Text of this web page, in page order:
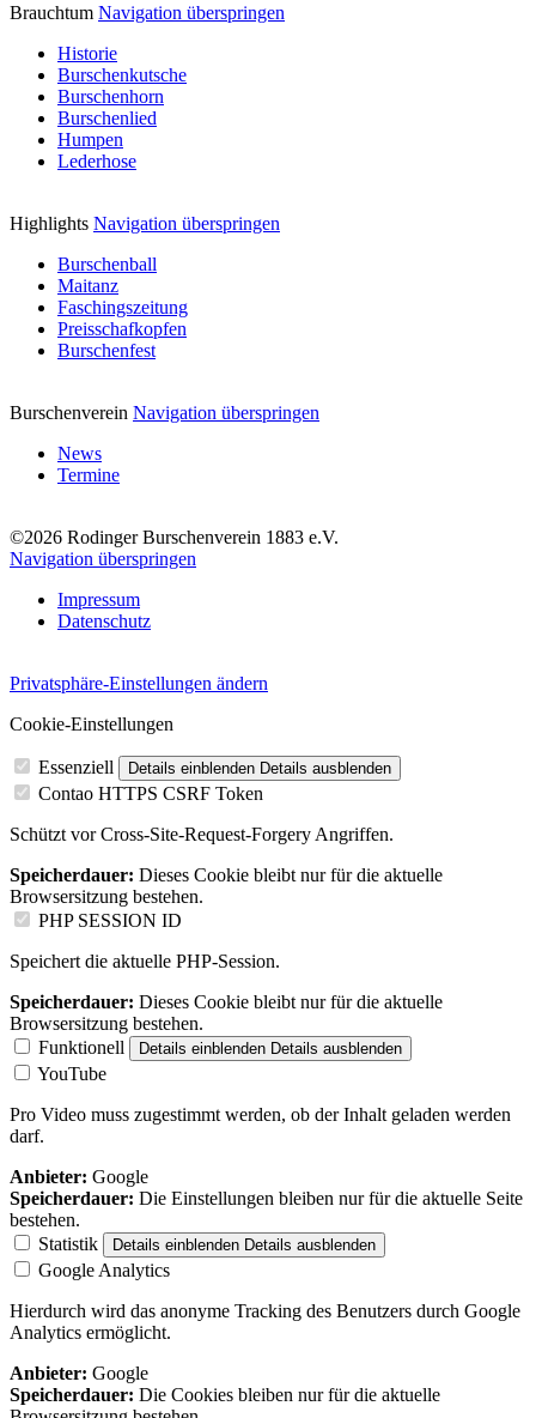
Brauchtum Navigation überspringen
Historie
Burschenkutsche
Burschenhorn
Burschenlied
Humpen
Lederhose
Highlights Navigation überspringen
Burschenball
Maitanz
Faschingszeitung
Preisschafkopfen
Burschenfest
Burschenverein Navigation überspringen
News
Termine
©2026 Rodinger Burschenverein 1883 e.V.
Navigation überspringen
Impressum
Datenschutz
Privatsphäre-Einstellungen ändern
Cookie-Einstellungen
Essenziell Details einblenden Details ausblenden
Contao HTTPS CSRF Token
Schützt vor Cross-Site-Request-Forgery Angriffen.
Speicherdauer: Dieses Cookie bleibt nur für die aktuelle
Browsersitzung bestehen.
PHP SESSION ID
Speichert die aktuelle PHP-Session.
Speicherdauer: Dieses Cookie bleibt nur für die aktuelle
Browsersitzung bestehen.
Funktionell
Details einblenden Details ausblenden
YouTube
Pro Video muss zugestimmt werden, ob der Inhalt geladen werden
darf.
Anbieter: Google
Speicherdauer: Die Einstellungen bleiben nur für die aktuelle Seite
bestehen.
Statistik
Details einblenden Details ausblenden
Google Analytics
Hierdurch wird das anonyme Tracking des Benutzers durch Google
Analytics ermöglicht.
Anbieter: Google
Speicherdauer: Die Cookies bleiben nur für die aktuelle